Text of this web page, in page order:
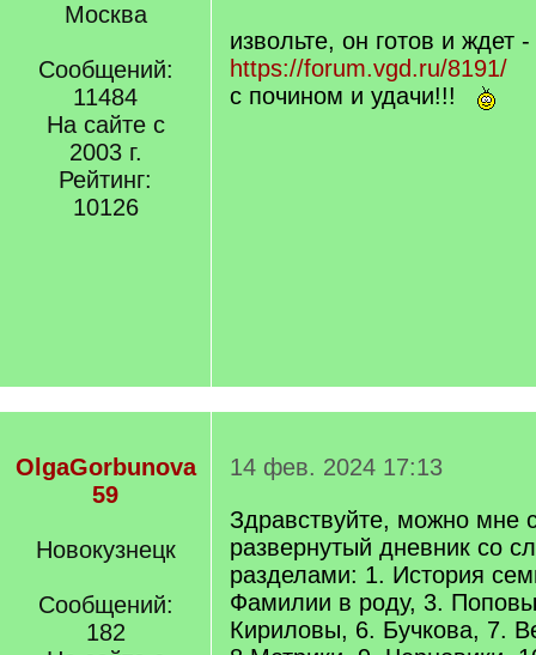
Москва
Сообщений:
11484
На сайте с
2003 г.
Рейтинг:
10126
извольте, он готов и ждет -
https://forum.vgd.ru/8191/
с почином и удачи!!!
OlgaGorbunova
59
Новокузнецк
Сообщений:
182
14 фев. 2024 17:13
Здравствуйте, можно мне
развернутый дневник со
разделами: 1. История
Фамилии в роду, 3.
Кириловы, 6. Бучкова, 7.